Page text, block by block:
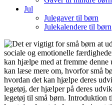
Jul
Julegaver til børn
Julekalendere til børn